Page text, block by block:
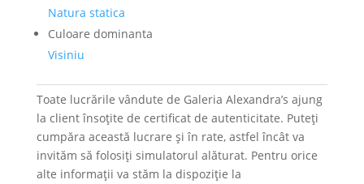
Natura statica
Culoare dominanta
Visiniu
Toate lucrările vândute de Galeria Alexandra’s ajung
la client însoțite de certificat de autenticitate. Puteți
cumpăra această lucrare și în rate, astfel încât va
invităm să folosiți simulatorul alăturat. Pentru orice
alte informații va stăm la dispoziție la